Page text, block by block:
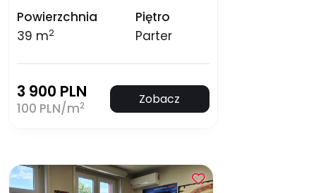
Powierzchnia
39 m2
Piętro
Parter
3 900 PLN
100 PLN/m2 Zobacz